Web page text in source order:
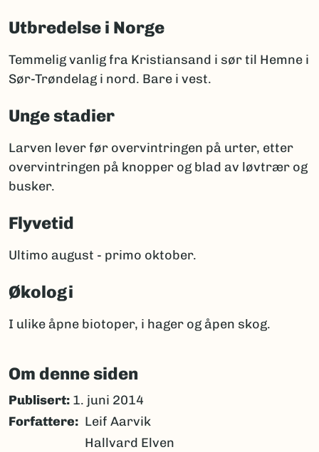
Utbredelse i Norge
Temmelig vanlig fra Kristiansand i sør til Hemne i
Sør-Trøndelag i nord. Bare i vest.
Unge stadier
Larven lever før overvintringen på urter, etter
overvintringen på knopper og blad av løvtrær og
busker.
Flyvetid
Ultimo august - primo oktober.
Økologi
I ulike åpne biotoper, i hager og åpen skog.
Om denne siden
Publisert: 1. juni 2014
Forfattere
Leif Aarvik
Hallvard Elven